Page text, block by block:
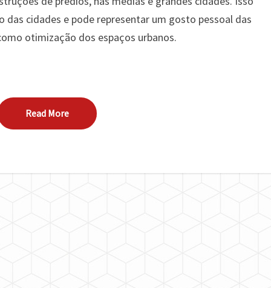
cidades e pode representar um gosto pessoal das
otimização dos espaços urbanos.
Read MoreRead More